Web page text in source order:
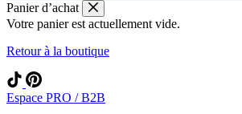
Panier d’achat
Votre panier est actuellement vide.
Retour à la boutique
Espace PRO / B2B